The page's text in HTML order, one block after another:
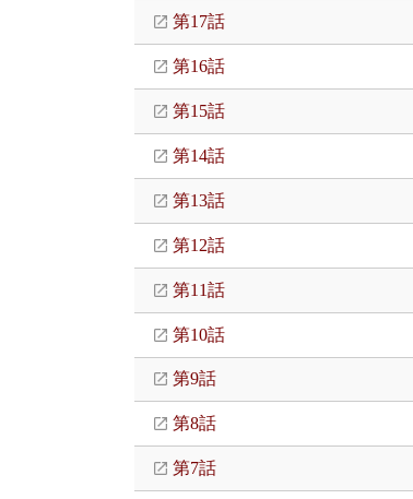
第17話
第16話
第15話
第14話
第13話
第12話
第11話
第10話
第9話
第8話
第7話